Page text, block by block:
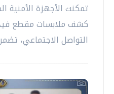
تمكنت الأجهزة الأمنية
كشف ملابسات مقطع
التواصل الاجتماعي،